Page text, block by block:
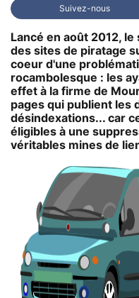
Suivez-nous
Lancé en août 2012,
des sites de piratage
coeur d'une
rocambolesque : les
effet à la firme de
pages qui publient les
désindexations... car
éligibles à une
véritables mines de